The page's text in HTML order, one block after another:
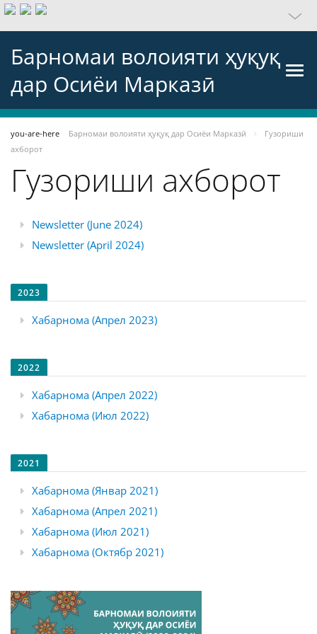
Барномаи волоияти ҳуқуқ
дар Осиёи Марказӣ
you-are-here Барномаи волоияти ҳуқуқ дар Осиёи Марказӣ
Гузориши
ахборот
Гузориши ахборот
Newsletter (June 2024)
Newsletter (April 2024)
2023
Хабарнома (Апрел 2023)
2022
Хабарнома (Апрел 2022)
Хабарнома (Июл 2022)
2021
Хабарнома (Январ 2021)
Хабарнома (Апрел 2021)
Хабарнома (Июл 2021)
Хабарнома (Октябр 2021)